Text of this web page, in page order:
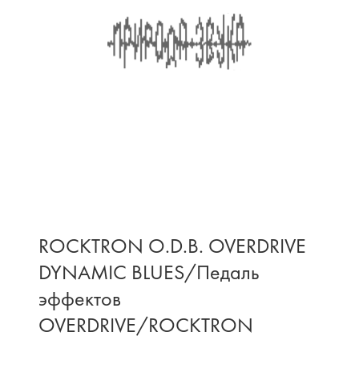
ROCKTRON O.D.B. OVERDRIVE
DYNAMIC BLUES/Педаль
эффектов
OVERDRIVE/ROCKTRON